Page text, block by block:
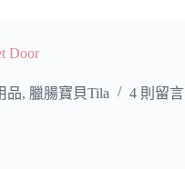
Door
品, 臘腸寶貝Tila 4 則留言